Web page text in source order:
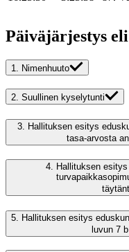
Päiväjärjestys
1. Nimenhuuto
2. Suullinen kyselytunti
3. Hallituksen esitys
tasa-arvosta
4. Hallituksen
5. Hallituksen esitys
luvun 7